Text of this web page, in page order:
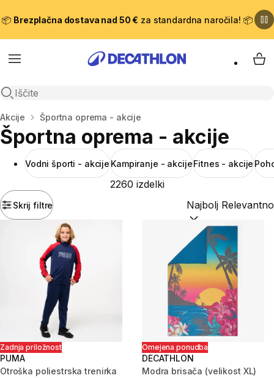
📦 Brezplačna dostava nad 50 € za standardna naročila! 📦
Meni
Odpri iskanje
Domov
Akcije Športna oprema - akcije
Športna oprema - akcije
Vodni športi - akcije Kampiranje - akcijeFitnes - akcije
Skrij filtre
2260 izdelki
Razvrsti po:
Zadnja priložnost
PUMA
Otroška poliestrska trenirka
Omejena ponudba
DECATHLON
Modra brisača (velikost XL)